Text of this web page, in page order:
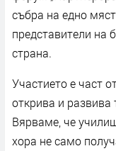
събра на едно
представители на
страна.
Участието е част
открива и развива
Вярваме, че
хора не само